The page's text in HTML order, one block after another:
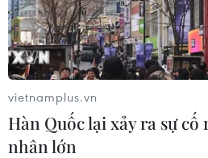
vietnamplus.vn
Hàn Quốc lại xảy ra sự
nhân lớn